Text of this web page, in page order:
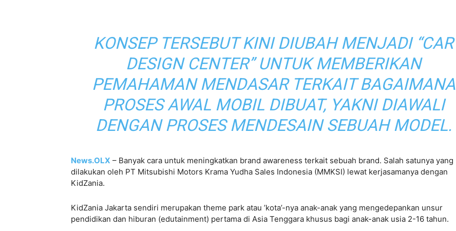
KONSEP TERSEBUT KINI DIUBAH MENJADI “CAR
DESIGN CENTER” UNTUK MEMBERIKAN
PEMAHAMAN MENDASAR TERKAIT BAGAIMANA
PROSES AWAL MOBIL DIBUAT, YAKNI DIAWALI
DENGAN PROSES MENDESAIN SEBUAH MODEL.
News.OLX – Banyak cara untuk meningkatkan brand awareness terkait sebuah brand. Salah satunya yang
dilakukan oleh PT Mitsubishi Motors Krama Yudha Sales Indonesia (MMKSI) lewat kerjasamanya dengan
KidZania.
KidZania Jakarta sendiri merupakan theme park atau ’kota’-nya anak-anak yang mengedepankan unsur
pendidikan dan hiburan (edutainment) pertama di Asia Tenggara khusus bagi anak-anak usia 2-16 tahun.